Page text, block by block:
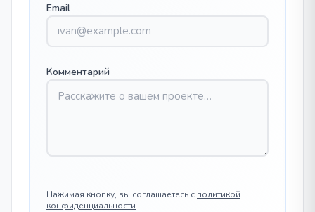
Email
Комментарий
Нажимая кнопку, вы соглашаетесь с политикой
конфиденциальности